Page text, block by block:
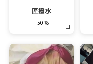
匠撥水
+50％